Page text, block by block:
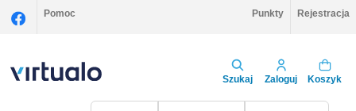
Pomoc Punkty Rejestracja
Szukaj Zaloguj Koszyk